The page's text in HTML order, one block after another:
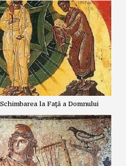
la Față a Domnului